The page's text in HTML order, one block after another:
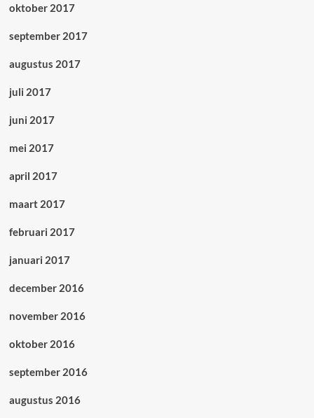
oktober 2017
september 2017
augustus 2017
juli 2017
juni 2017
mei 2017
april 2017
maart 2017
februari 2017
januari 2017
december 2016
november 2016
oktober 2016
september 2016
augustus 2016